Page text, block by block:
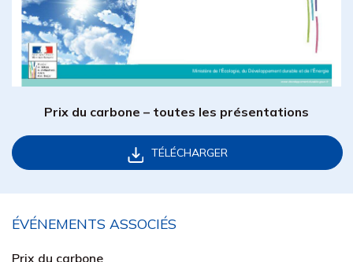
Prix du carbone – toutes les présentations
TÉLÉCHARGER
ÉVÉNEMENTS ASSOCIÉS
Prix du carbone